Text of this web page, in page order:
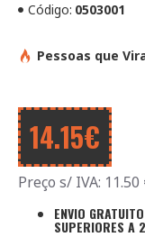
Código: 0503001
Pessoas que
14.15€
Preço s/ IVA: 11.50
ENVIO
SUPERIORES A